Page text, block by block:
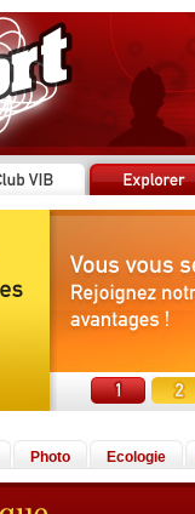
Photo Ecologie